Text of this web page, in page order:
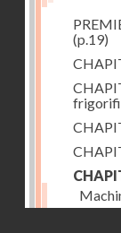
(p.19)